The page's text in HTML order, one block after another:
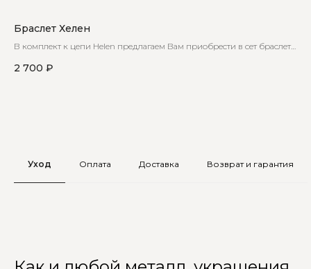
Браслет Хелен
В комплект к цепи Helen предлагаем Вам приобрести в сет браслет с
2 700 ₽
Уход Оплата Доставка Возврат и гарантия